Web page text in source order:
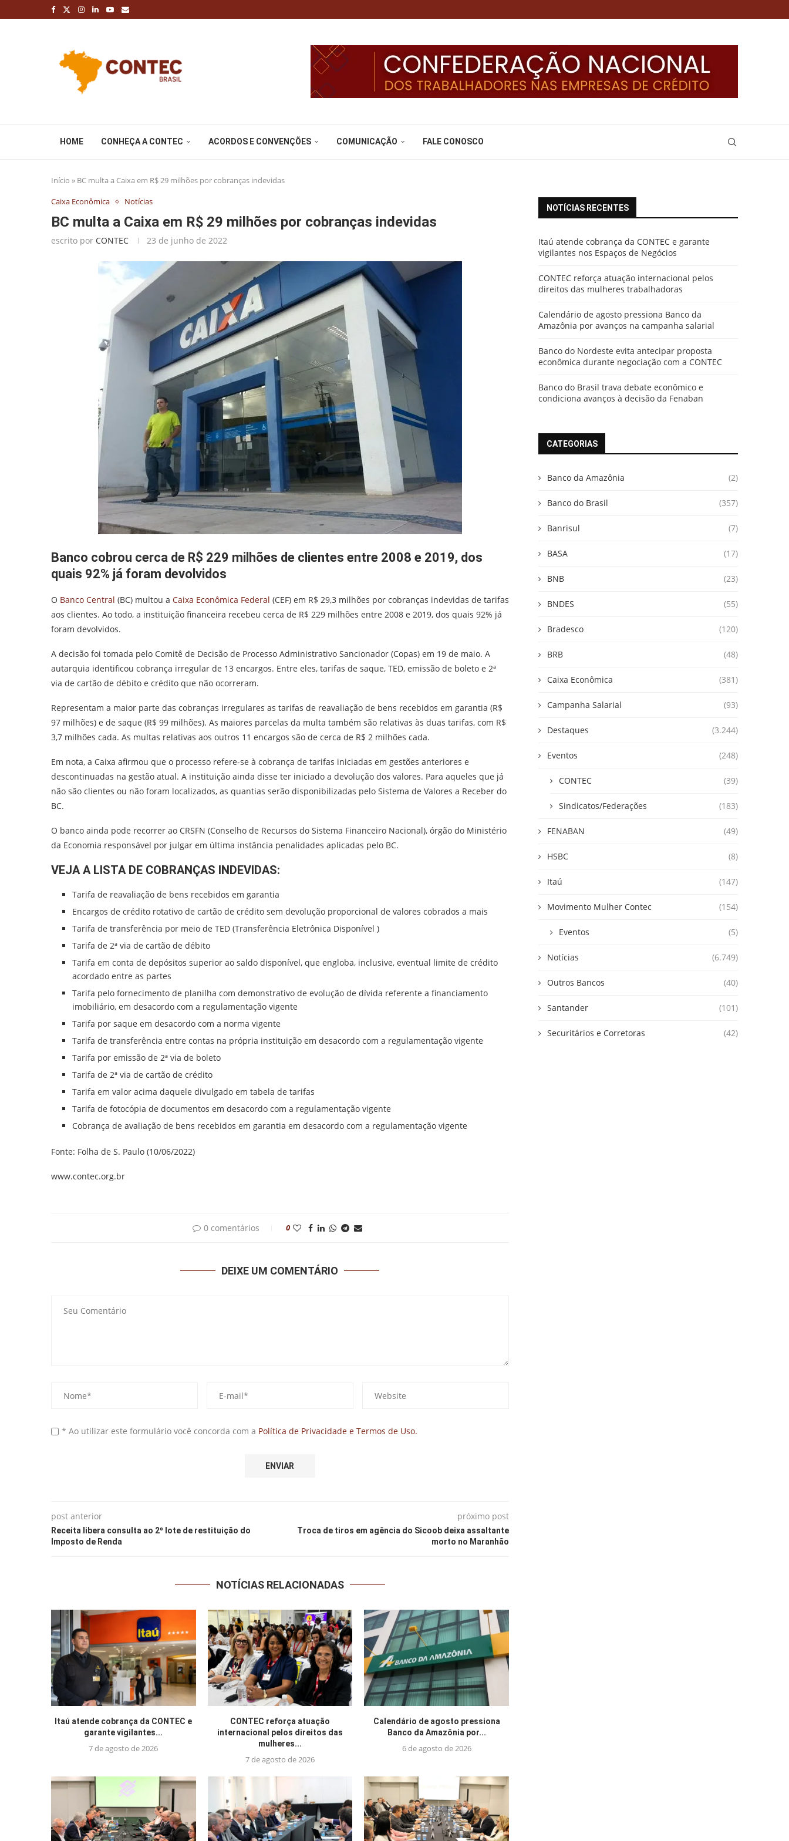
HOME CONHEÇA A CONTEC ACORDOS E CONVENÇÕES COMUNICAÇÃO FALE CONOSCO
Início » BC multa a Caixa em R$ 29 milhões por cobranças indevidas
Caixa Econômica
Notícias
BC multa a Caixa em R$ 29 milhões por cobranças indevidas
escrito por CONTEC 23 de junho de 2022
Banco cobrou cerca de R$ 229 milhões de clientes entre 2008 e 2019, dos
quais 92% já foram devolvidos
O Banco Central (BC) multou a Caixa Econômica Federal (CEF) em R$ 29,3 milhões por cobranças indevidas de tarifas
aos clientes. Ao todo, a instituição financeira recebeu cerca de R$ 229 milhões entre 2008 e 2019, dos quais 92% já
foram devolvidos.
A decisão foi tomada pelo Comitê de Decisão de Processo Administrativo Sancionador (Copas) em 19 de maio. A
autarquia identificou cobrança irregular de 13 encargos. Entre eles, tarifas de saque, TED, emissão de boleto e 2ª
via de cartão de débito e crédito que não ocorreram.
Representam a maior parte das cobranças irregulares as tarifas de reavaliação de bens recebidos em garantia (R$
97 milhões) e de saque (R$ 99 milhões). As maiores parcelas da multa também são relativas às duas tarifas, com R$
3,7 milhões cada. As multas relativas aos outros 11 encargos são de cerca de R$ 2 milhões cada.
Em nota, a Caixa afirmou que o processo refere-se à cobrança de tarifas iniciadas em gestões anteriores e
descontinuadas na gestão atual. A instituição ainda disse ter iniciado a devolução dos valores. Para aqueles que já
não são clientes ou não foram localizados, as quantias serão disponibilizadas pelo Sistema de Valores a Receber do
BC.
O banco ainda pode recorrer ao CRSFN (Conselho de Recursos do Sistema Financeiro Nacional), órgão do Ministério
da Economia responsável por julgar em última instância penalidades aplicadas pelo BC.
VEJA A LISTA DE COBRANÇAS INDEVIDAS:
Tarifa de reavaliação de bens recebidos em garantia
Encargos de crédito rotativo de cartão de crédito sem devolução proporcional de valores cobrados a mais
Tarifa de transferência por meio de TED (Transferência Eletrônica Disponível )
Tarifa de 2ª via de cartão de débito
Tarifa em conta de depósitos superior ao saldo disponível, que engloba, inclusive, eventual limite de crédito
acordado entre as partes
Tarifa pelo fornecimento de planilha com demonstrativo de evolução de dívida referente a financiamento
imobiliário, em desacordo com a regulamentação vigente
Tarifa por saque em desacordo com a norma vigente
Tarifa de transferência entre contas na própria instituição em desacordo com a regulamentação vigente
Tarifa por emissão de 2ª via de boleto
Tarifa de 2ª via de cartão de crédito
Tarifa em valor acima daquele divulgado em tabela de tarifas
Tarifa de fotocópia de documentos em desacordo com a regulamentação vigente
Cobrança de avaliação de bens recebidos em garantia em desacordo com a regulamentação vigente
Fonte: Folha de S. Paulo (10/06/2022)
www.contec.org.br
0 comentários 0
DEIXE UM COMENTÁRIO
* Ao utilizar este formulário você concorda com a Política de Privacidade e Termos de Uso.
post anterior
Receita libera consulta ao 2º lote de restituição do
Imposto de Renda
próximo post
Troca de tiros em agência do Sicoob deixa assaltante
morto no Maranhão
NOTÍCIAS RELACIONADAS
Itaú atende cobrança da CONTEC e
garante vigilantes...
7 de agosto de 2026
CONTEC reforça atuação
internacional pelos direitos das
mulheres...
7 de agosto de 2026
Calendário de agosto pressiona
Banco da Amazônia por...
6 de agosto de 2026
NOTÍCIAS RECENTES
Itaú atende cobrança da CONTEC e garante
vigilantes nos Espaços de Negócios
CONTEC reforça atuação internacional pelos
direitos das mulheres trabalhadoras
Calendário de agosto pressiona Banco da
Amazônia por avanços na campanha salarial
Banco do Nordeste evita antecipar proposta
econômica durante negociação com a CONTEC
Banco do Brasil trava debate econômico e
condiciona avanços à decisão da Fenaban
CATEGORIAS
Banco da Amazônia (2)
Banco do Brasil (357)
Banrisul (7)
BASA (17)
BNB (23)
BNDES (55)
Bradesco (120)
BRB (48)
Caixa Econômica (381)
Campanha Salarial (93)
Destaques (3.244)
Eventos (248)
CONTEC (39)
Sindicatos/Federações (183)
FENABAN (49)
HSBC (8)
Itaú (147)
Movimento Mulher Contec (154)
Eventos (5)
Notícias (6.749)
Outros Bancos (40)
Santander (101)
Securitários e Corretoras (42)